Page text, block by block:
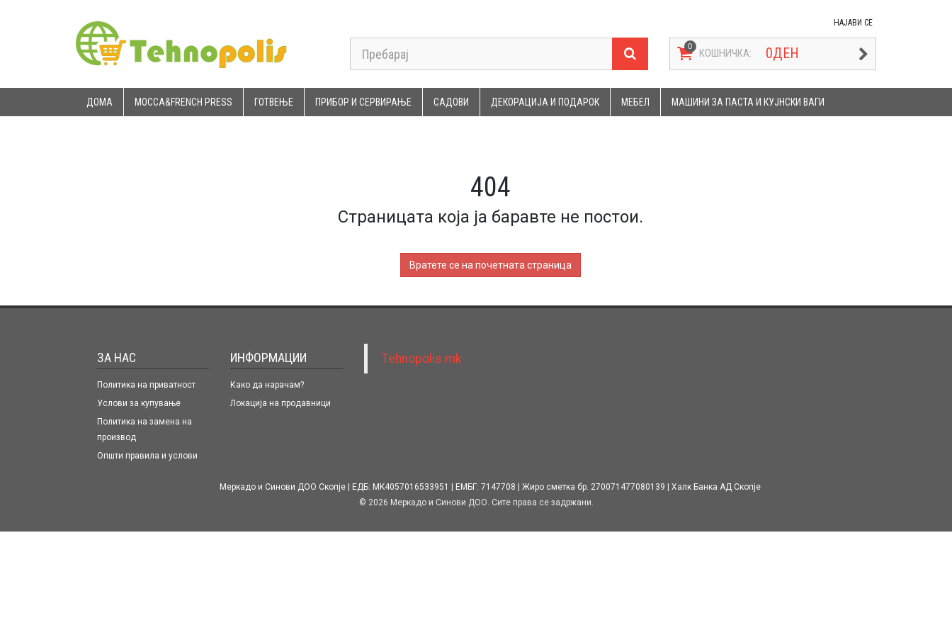
НАЈАВИ СЕ
КОШНИЧКА: 0ДЕН
ДОМА MOCCA&FRENCH PRESS ГОТВЕЊЕ ПРИБОР И СЕРВИРАЊЕ САДОВИ ДЕКОРАЦИЈА И ПОДАРОК МЕБЕЛ МАШИНИ ЗА ПАСТА И КУЈНСКИ ВАГИ
404
Страницата која ја баравте не постои.
Вратете се на почетната страница
ЗА НАС
Политика на приватност
Услови за купување
Политика на замена на
производ
Општи правила и услови
ИНФОРМАЦИИ
Како да нарачам?
Локација на продавници
Tehnopolis.mk
Меркадо и Синови ДОО Скопје ЕДБ: MK4057016533951 ЕМБГ: 7147708 Жиро сметка бр. 270071477080139
Халк Банка АД Скопје
© 2026 Меркадо и Синови ДОО. Сите права се задржани.